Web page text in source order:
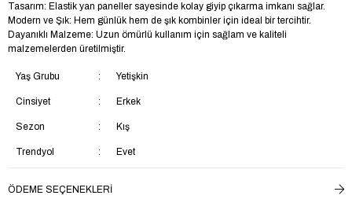
Tasarım: Elastik yan paneller sayesinde kolay giyip çıkarma imkanı sağlar.
Modern ve Şık: Hem günlük hem de şık kombinler için ideal bir tercihtir.
Dayanıklı Malzeme: Uzun ömürlü kullanım için sağlam ve kaliteli
malzemelerden üretilmiştir.
Yaş Grubu Yetişkin
Cinsiyet Erkek
Sezon Kış
Trendyol Evet
ÖDEME SEÇENEKLERI